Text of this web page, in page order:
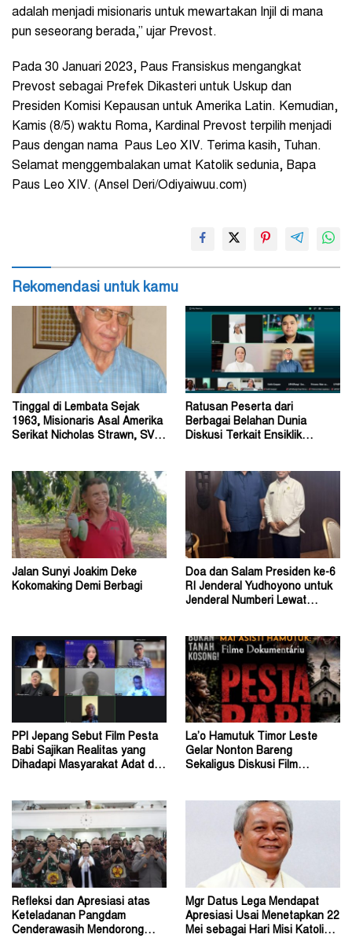
adalah menjadi misionaris untuk mewartakan Injil di mana
pun seseorang berada,” ujar Prevost.
Pada 30 Januari 2023, Paus Fransiskus mengangkat
Prevost sebagai Prefek Dikasteri untuk Uskup dan
Presiden Komisi Kepausan untuk Amerika Latin. Kemudian,
Kamis (8/5) waktu Roma, Kardinal Prevost terpilih menjadi
Paus dengan nama Paus Leo XIV. Terima kasih, Tuhan.
Selamat menggembalakan umat Katolik sedunia, Bapa
Paus Leo XIV. (Ansel Deri/Odiyaiwuu.com)
Rekomendasi untuk kamu
Tinggal di Lembata Sejak
1963, Misionaris Asal Amerika
Serikat Nicholas Strawn, SVD
Ratusan Peserta dari
Berbagai Belahan Dunia
Diskusi Terkait Ensiklik
Jalan Sunyi Joakim Deke
Kokomaking Demi Berbagi
Doa dan Salam Presiden ke-6
RI Jenderal Yudhoyono untuk
Jenderal Numberi Lewat
PPI Jepang Sebut Film Pesta
Babi Sajikan Realitas yang
Dihadapi Masyarakat Adat di
La’o Hamutuk Timor Leste
Gelar Nonton Bareng
Sekaligus Diskusi Film
Refleksi dan Apresiasi atas
Keteladanan Pangdam
Cenderawasih Mendorong
Mgr Datus Lega Mendapat
Apresiasi Usai Menetapkan 22
Mei sebagai Hari Misi Katolik